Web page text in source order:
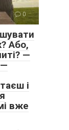
0
Або,
—
—
і
вже